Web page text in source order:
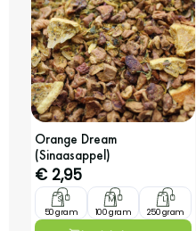
Orange Dream
(Sinaasappel)
€ 2,95
S
50 gram
M
100 gram
L
250 gram